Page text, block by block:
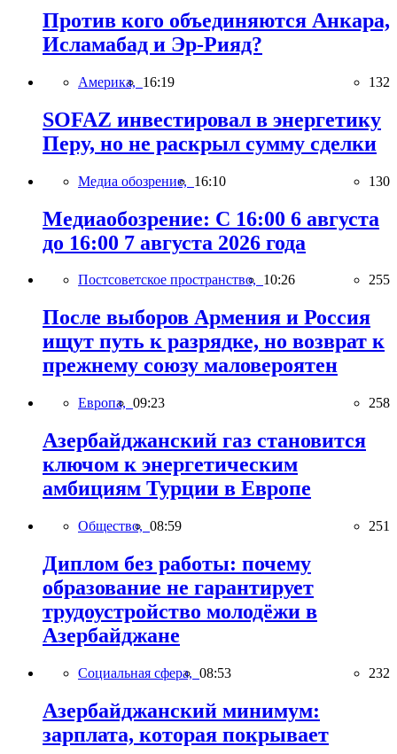
Против кого объединяются Анкара,
Исламабад и Эр-Рияд?
Америка, 16:19 132
SOFAZ инвестировал в энергетику
Перу, но не раскрыл сумму сделки
Медиа обозрение, 16:10 130
Медиаобозрение: С 16:00 6 августа
до 16:00 7 августа 2026 года
Постсоветское пространство, 10:26 255
После выборов Армения и Россия
ищут путь к разрядке, но возврат к
прежнему союзу маловероятен
Европа, 09:23 258
Азербайджанский газ становится
ключом к энергетическим
амбициям Турции в Европе
Общество, 08:59 251
Диплом без работы: почему
образование не гарантирует
трудоустройство молодёжи в
Азербайджане
Социальная сфера, 08:53 232
Азербайджанский минимум:
зарплата, которая покрывает